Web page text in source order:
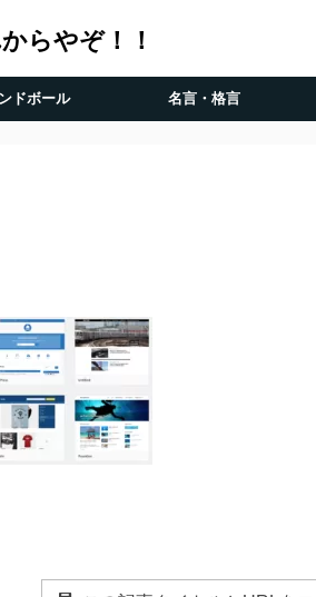
らやぞ！！
ドボール 名言・格言